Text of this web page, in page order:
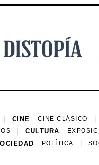
CINE CINE CLÁSICO
CULTURA
POLÍTICA